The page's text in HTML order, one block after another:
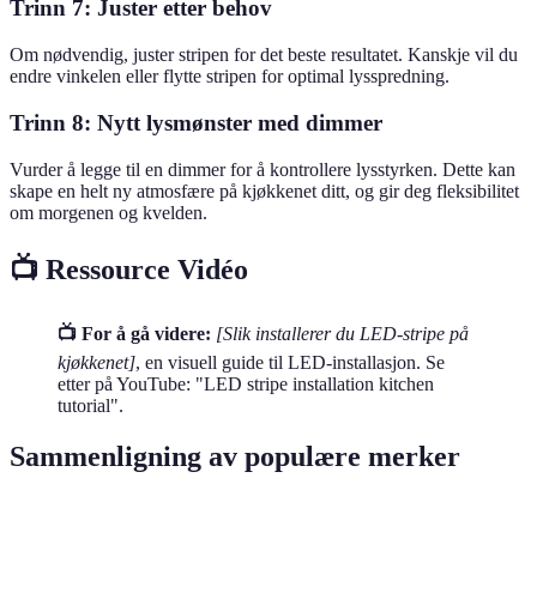
Trinn 7: Juster etter behov
Om nødvendig, juster stripen for det beste resultatet. Kanskje vil du
endre vinkelen eller flytte stripen for optimal lysspredning.
Trinn 8: Nytt lysmønster med dimmer
Vurder å legge til en dimmer for å kontrollere lysstyrken. Dette kan
skape en helt ny atmosfære på kjøkkenet ditt, og gir deg fleksibilitet
om morgenen og kvelden.
📺 Ressource Vidéo
📺 For å gå videre: [Slik installerer du LED-stripe på
kjøkkenet], en visuell guide til LED-installasjon. Se
etter på YouTube: "LED stripe installation kitchen
tutorial".
Sammenligning av populære merker